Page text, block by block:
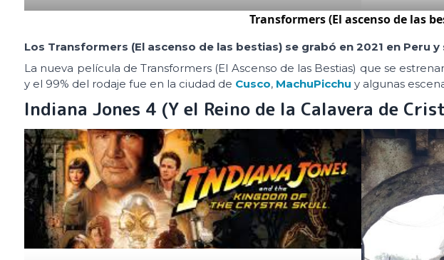
Transformers (El ascenso de las
Los Transformers (El ascenso de las bestias) se grabó en 2021 en Peru
La nueva película de Transformers (El Ascenso de las Bestias) que se
y el 99% del rodaje fue en la ciudad de Cusco, MachuPicchu y algunas
Indiana Jones 4 (Y el Reino de la Calavera de